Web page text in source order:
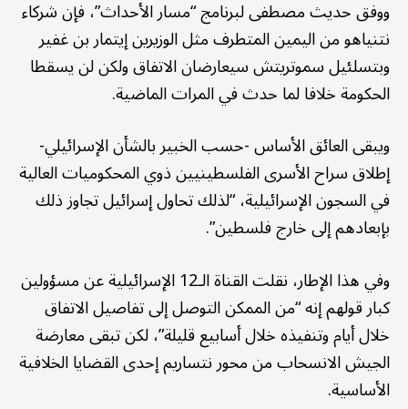
ووفق حديث مصطفى لبرنامج “مسار الأحداث”، فإن شركاء
نتنياهو من اليمين المتطرف مثل الوزيرين إيتمار بن غفير
وبتسلئيل سموتريتش سيعارضان الاتفاق ولكن لن يسقطا
الحكومة خلافا لما حدث في المرات الماضية.
ويبقى العائق الأساس -حسب الخبير بالشأن الإسرائيلي-
إطلاق سراح الأسرى الفلسطينيين ذوي المحكوميات العالية
في السجون الإسرائيلية، “لذلك تحاول إسرائيل تجاوز ذلك
بإبعادهم إلى خارج فلسطين”.
وفي هذا الإطار، نقلت القناة الـ12 الإسرائيلية عن مسؤولين
كبار قولهم إنه “من الممكن التوصل إلى تفاصيل الاتفاق
خلال أيام وتنفيذه خلال أسابيع قليلة”، لكن تبقى معارضة
الجيش الانسحاب من محور نتساريم إحدى القضايا الخلافية
الأساسية.